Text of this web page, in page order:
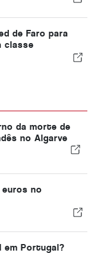
de Faro para
classe
da morte de
no Algarve
euros no
em Portugal?